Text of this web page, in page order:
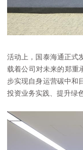
活动上，国泰海通正式
载着公司对未来的郑重
步实现自身运营碳中和
投资业务实践、提升绿